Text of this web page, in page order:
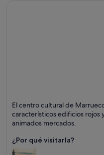
Puntos fuertes: Compras,
El centro cultural de
característicos edificios rojos
animados mercados.
¿Por qué visitarla?